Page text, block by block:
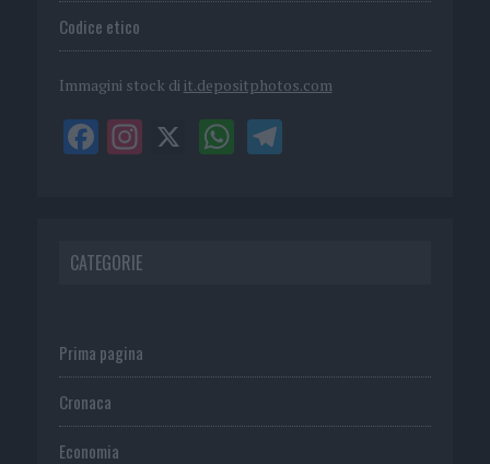
Codice etico
Immagini stock di it.depositphotos.com
CATEGORIE
Prima pagina
Cronaca
Economia